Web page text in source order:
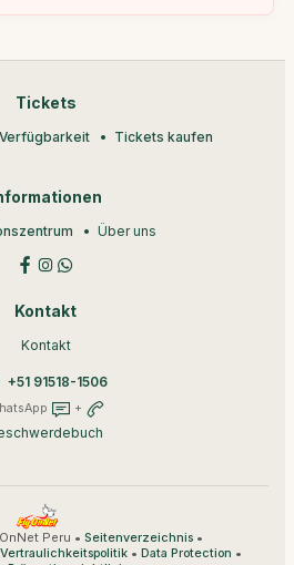
Tickets
Tickets kaufen
Über uns
Kontakt
Kontakt
+51 91518-1506
+
Peru • Seitenverzeichnis•
Vertraulichkeitspolitik • Data Protection •